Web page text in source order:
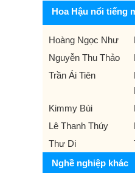
Hoa Hậu nổi tiếng
Hoàng Ngọc Như
Nguyễn Thu Thảo
Trần Ái Tiên
Kimmy Bùi
Lê Thanh Thúy
Thư Di
Nghề nghiệp khác